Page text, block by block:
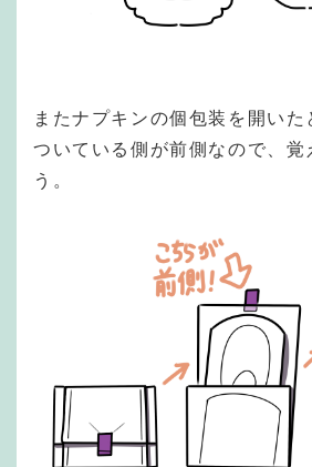
またナプキンの個包装を開い
ついている側が前側なので、覚
う。